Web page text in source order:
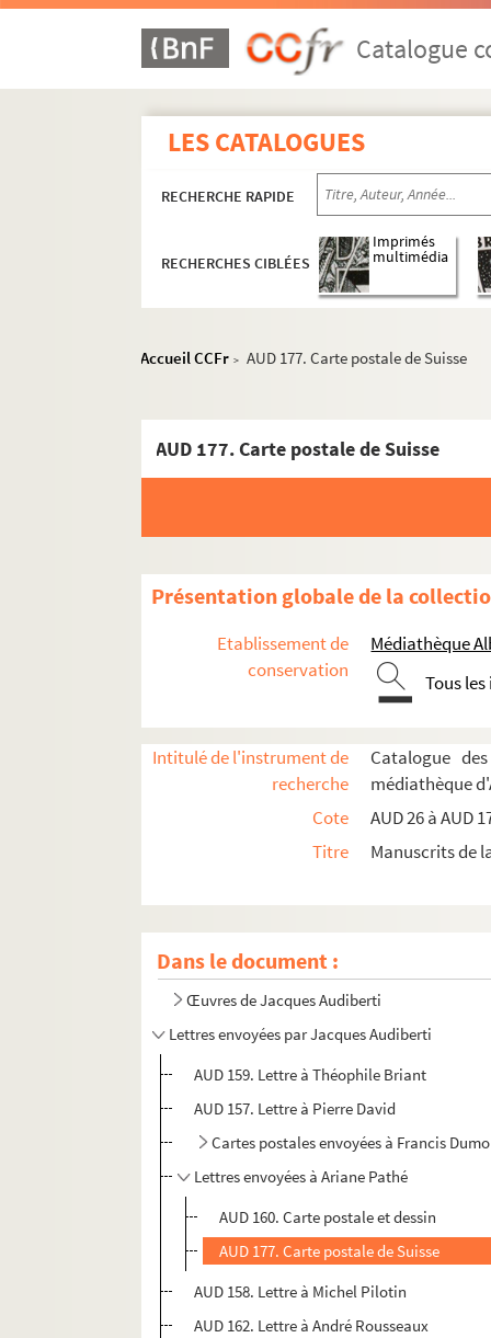
Catalogue
LES CATALOGUES
RECHERCHE RAPIDE
RECHERCHES CIBLÉES
Imprimés
multimédia
Accueil CCFr > AUD 177. Carte postale de Suisse
AUD 177. Carte postale de Suisse
Présentation globale de la
Etablissement de
conservation
Médiathèque
Tous
Intitulé de l'instrument de
recherche
Catalogue
médiathèque
Cote
AUD 26 à AUD
Titre
Manuscrits de
Dans le document :
Œuvres de Jacques Audiberti
Lettres envoyées par Jacques Audiberti
AUD 159. Lettre à Théophile Briant
AUD 157. Lettre à Pierre David
Cartes postales envoyées à Francis
Lettres envoyées à Ariane Pathé
AUD 160. Carte postale et dessin
AUD 177. Carte postale de Suisse
AUD 158. Lettre à Michel Pilotin
AUD 162. Lettre à André Rousseaux